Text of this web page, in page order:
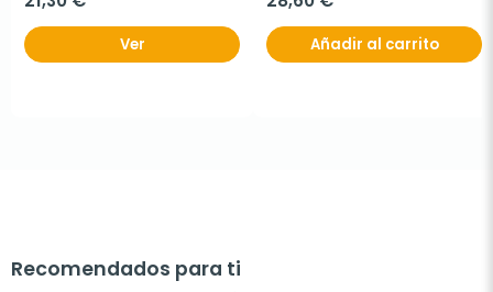
Ver Añadir al carrito
Recomendados para ti